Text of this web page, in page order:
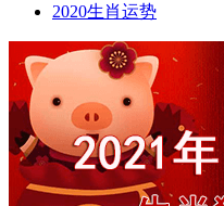
2020生肖运势